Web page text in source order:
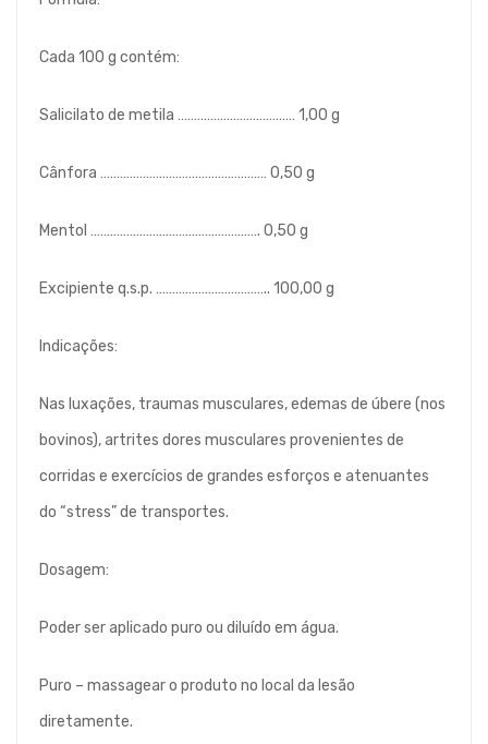
Cada 100 g contém:
Salicilato de metila ……………………………… 1,00 g
Cânfora …………………………………………… 0,50 g
Mentol ……………………………………………. 0,50 g
Excipiente q.s.p. …………………………….. 100,00 g
Indicações:
Nas luxações, traumas musculares, edemas de úbere (nos
bovinos), artrites dores musculares provenientes de
corridas e exercícios de grandes esforços e atenuantes
do “stress” de transportes.
Dosagem:
Poder ser aplicado puro ou diluído em água.
Puro – massagear o produto no local da lesão
diretamente.